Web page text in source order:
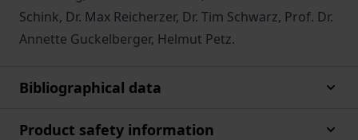
Schink, Dr. Max Reicherzer, Dr. Tim Schwarz, Prof. Dr.
Annette Guckelberger, Helmut Petz.
Bibliographical data
Product safety information